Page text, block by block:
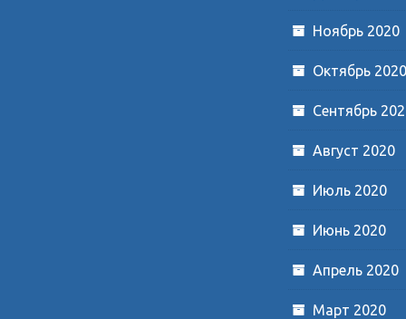
Ноябрь 2020
Октябрь 2020
Сентябрь
Август 2020
Июль 2020
Июнь 2020
Апрель 2020
Март 2020